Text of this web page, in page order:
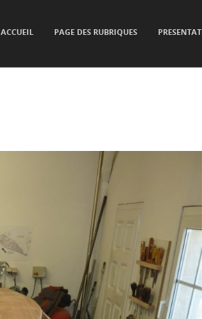
ACCUEIL PAGE DES RUBRIQUES